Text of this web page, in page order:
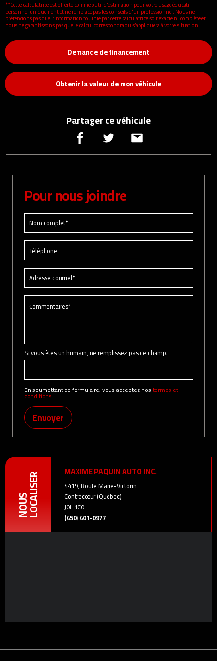
**Cette calculatrice est offerte comme outil d'estimation pour votre usage éducatif
personnel uniquement et ne remplace pas les conseils d'un professionnel. Nous ne
prétendons pas que l'information fournie par cette calculatrice soit exacte ni complète et
nous ne garantissons pas que le calcul correspondra ou s’appliquera à votre situation.
Demande de financement
Obtenir la valeur de mon véhicule
Partager ce véhicule
Pour nous joindre
Si vous êtes un humain, ne remplissez pas ce champ.
En soumettant ce formulaire, vous acceptez nostermes et
conditions.
Envoyer
NOUS
LOCALISER
MAXIME PAQUIN AUTO INC.
4419, Route Marie-Victorin
Contrecœur (Québec)
J0L 1C0
(450) 401-0977